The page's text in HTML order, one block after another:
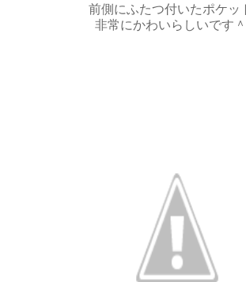
前側にふたつ付いたポケッ
非常にかわいらしいです＾